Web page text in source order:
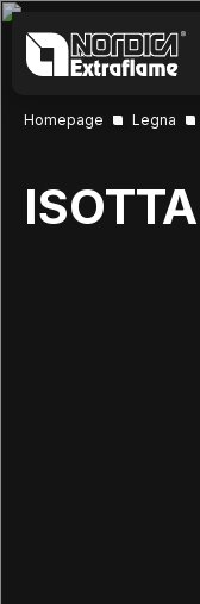
Homepage Legna